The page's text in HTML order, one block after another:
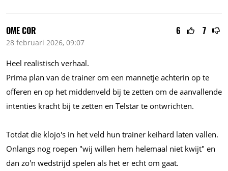
6 7
OME COR
28 februari 2026, 09:07
Heel realistisch verhaal.
Prima plan van de trainer om een mannetje achterin op te
offeren en op het middenveld bij te zetten om de aanvallende
intenties kracht bij te zetten en Telstar te ontwrichten.
Totdat die klojo's in het veld hun trainer keihard laten vallen.
Onlangs nog roepen "wij willen hem helemaal niet kwijt" en
dan zo'n wedstrijd spelen als het er echt om gaat.